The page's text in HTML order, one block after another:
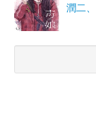
潤二